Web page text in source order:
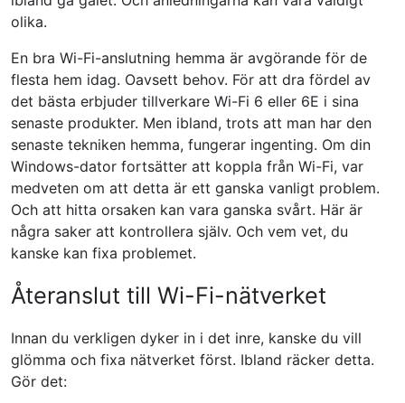
olika.
En bra Wi-Fi-anslutning hemma är avgörande för de
flesta hem idag. Oavsett behov. För att dra fördel av
det bästa erbjuder tillverkare Wi-Fi 6 eller 6E i sina
senaste produkter. Men ibland, trots att man har den
senaste tekniken hemma, fungerar ingenting. Om din
Windows-dator fortsätter att koppla från Wi-Fi, var
medveten om att detta är ett ganska vanligt problem.
Och att hitta orsaken kan vara ganska svårt. Här är
några saker att kontrollera själv. Och vem vet, du
kanske kan fixa problemet.
Återanslut till Wi-Fi-nätverket
Innan du verkligen dyker in i det inre, kanske du vill
glömma och fixa nätverket först. Ibland räcker detta.
Gör det: